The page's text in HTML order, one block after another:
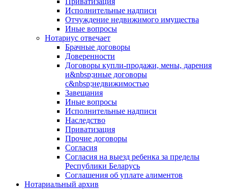
Исполнительные надписи
Отчуждение недвижимого имущества
Иные вопросы
Нотариус отвечает
Брачные договоры
Доверенности
Договоры купли-продажи, мены, дарения
и&nbsp;иные договоры
с&nbsp;недвижимостью
Завещания
Иные вопросы
Исполнительные надписи
Наследство
Приватизация
Прочие договоры
Согласия
Согласия на выезд ребенка за пределы
Республики Беларусь
Соглашения об уплате алиментов
Нотариальный архив